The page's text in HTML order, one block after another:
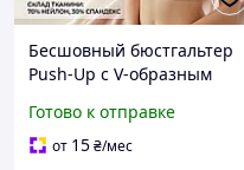
Бесшовный бюстгальтер
Push-Up с V-образным
бежевый, размер M-L
Готово к отправке
от 15₴/мес